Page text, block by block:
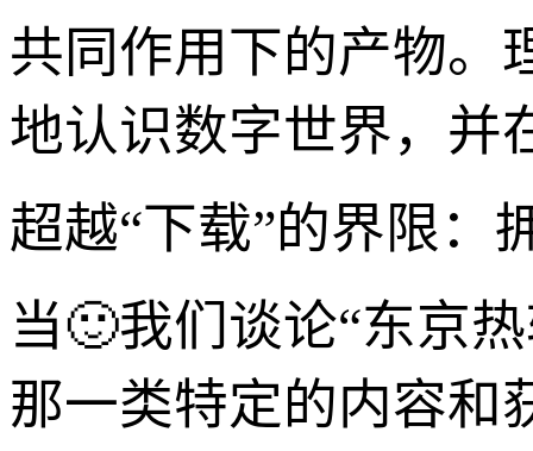
共同作用下的产物。
地认识数字世界，并
超越“下载”的界限：
当🙂我们谈论“东京
那一类特定的内容和